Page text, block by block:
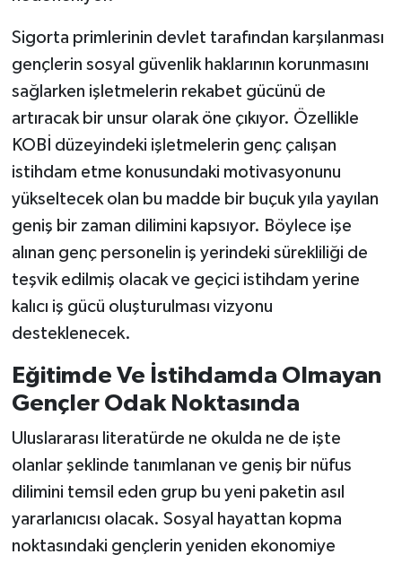
Sigorta primlerinin devlet tarafından karşılanması
gençlerin sosyal güvenlik haklarının korunmasını
sağlarken işletmelerin rekabet gücünü de
artıracak bir unsur olarak öne çıkıyor. Özellikle
KOBİ düzeyindeki işletmelerin genç çalışan
istihdam etme konusundaki motivasyonunu
yükseltecek olan bu madde bir buçuk yıla yayılan
geniş bir zaman dilimini kapsıyor. Böylece işe
alınan genç personelin iş yerindeki sürekliliği de
teşvik edilmiş olacak ve geçici istihdam yerine
kalıcı iş gücü oluşturulması vizyonu
desteklenecek.
Eğitimde Ve İstihdamda Olmayan
Gençler Odak Noktasında
Uluslararası literatürde ne okulda ne de işte
olanlar şeklinde tanımlanan ve geniş bir nüfus
dilimini temsil eden grup bu yeni paketin asıl
yararlanıcısı olacak. Sosyal hayattan kopma
noktasındaki gençlerin yeniden ekonomiye